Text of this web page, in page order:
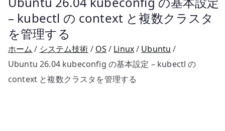
– kubectl の context と複数クラスタ
を管理する
ホーム システム技術 OS Linux
Ubuntu
Ubuntu 26.04 kubeconfig の基本設定 – kubectl の
context と複数クラスタを管理する